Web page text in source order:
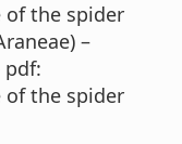
the spider
–
pdf:
the spider